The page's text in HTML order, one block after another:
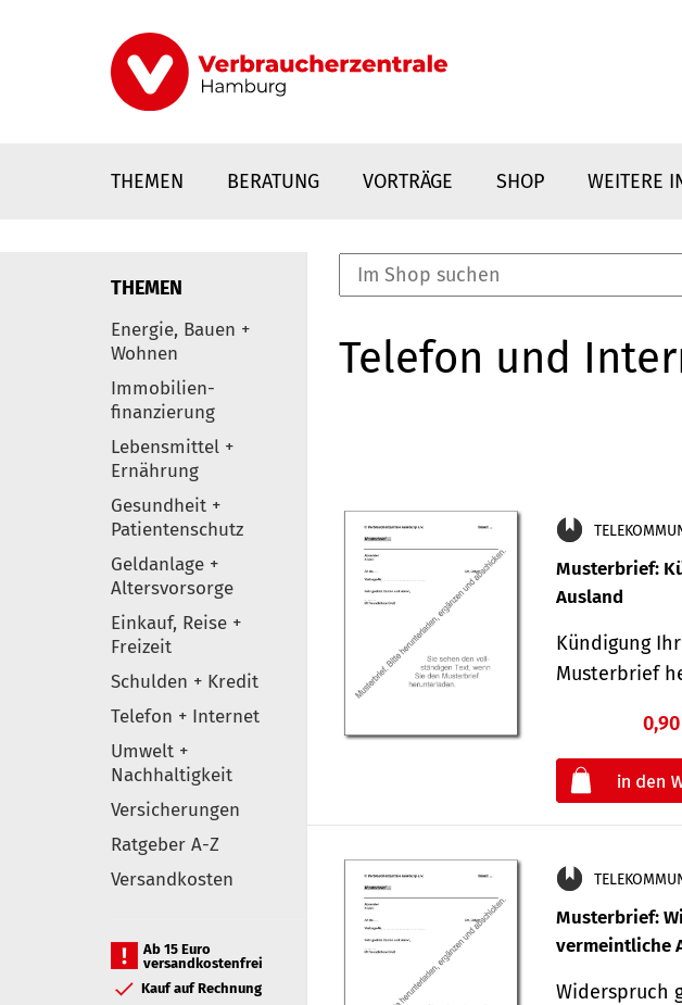
THEMEN BERATUNG VORTRÄGE SHOP WEITERE
Elemente
THEMEN
Energie, Bauen +
Wohnen
Immobilien-
finanzierung
Lebensmittel +
Ernährung
Gesundheit +
Patientenschutz
Geldanlage +
Altersvorsorge
Einkauf, Reise +
Freizeit
Schulden + Kredit
Telefon + Internet
Umwelt +
Nachhaltigkeit
Versicherungen
Ratgeber A-Z
Versandkosten
Ab 15 Euro
versandkostenfrei
Kauf auf Rechnung
Telefon und
Musterbrief:
Ausland
Kündigung
Musterbrief
Musterbrief:
vermeintliche
Widerspruch